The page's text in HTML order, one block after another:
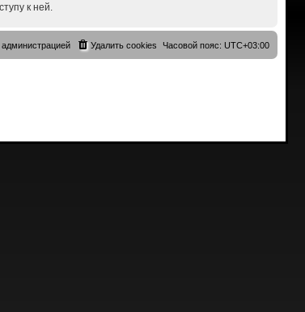
к ней.
Часовой пояс:UTC+03:00
Удалить cookies